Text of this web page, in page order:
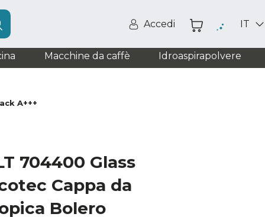
Accedi IT
Macchine da caffè Idroaspirapolvere
A+++
704400 Glass
Cappa da
Bolero